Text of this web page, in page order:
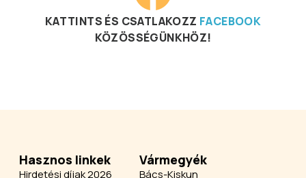
KATTINTS ÉS CSATLAKOZZ FACEBOOK
KÖZÖSSÉGÜNKHÖZ!
Hasznos linkek
Hirdetési díjak 2026
Vármegyék
Bács-Kiskun